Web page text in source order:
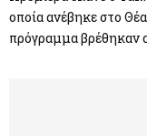
οποία ανέβηκε στο
πρόγραμμα βρέθηκαν